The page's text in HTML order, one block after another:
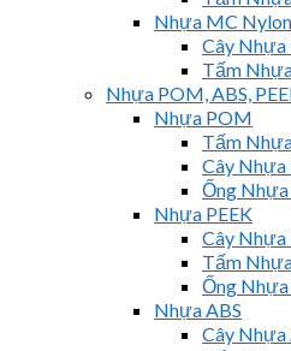
Nhựa MC Nylon
Cây
Tấm
Nhựa POM, ABS,
Nhựa POM
Tấm
Cây
Ống
Nhựa PEEK
Cây Nhựa
Tấm
Ống Nhựa
Nhựa ABS
Cây Nhựa